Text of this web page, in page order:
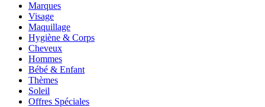
Marques
Visage
Maquillage
Hygiène & Corps
Cheveux
Hommes
Bébé & Enfant
Thèmes
Soleil
Offres Spéciales